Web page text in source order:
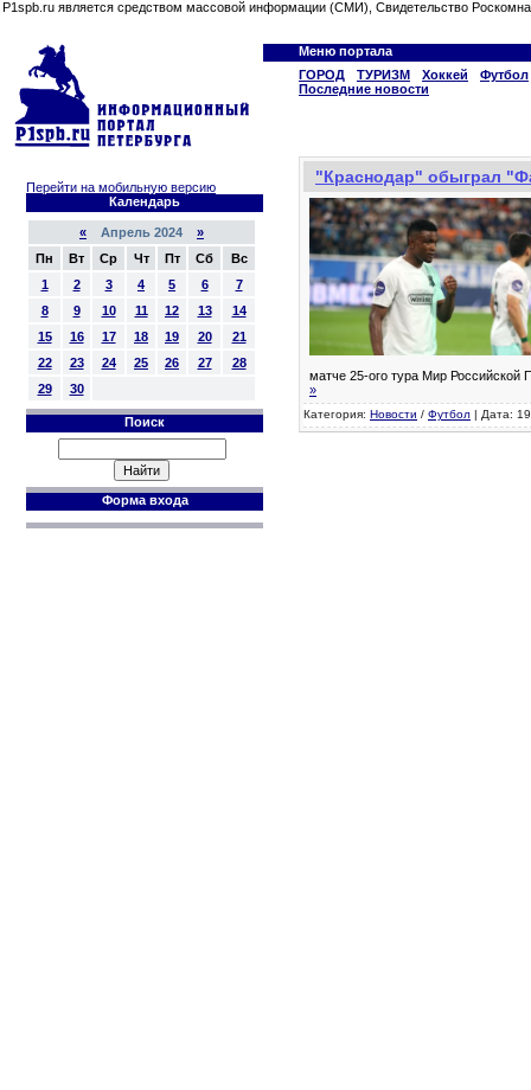
P1spb.ru является средством массовой информации (СМИ), Свидетельство
Меню портала
ГОРОД
ТУРИЗМ Хоккей
Футбол
Последние новости
Перейти на мобильную версию
Календарь
« Апрель 2024 »
Пн
Вт Ср Чт Пт Сб
Вс
1
2 3 4 5 6
7
8
9 10 11 12 13
14
15
16 17 18 19 20
21
22
23 24 25 26 27
28
29
30
Поиск
Форма входа
"Краснодар" обыграл
матче 25-ого тура Мир
»
Категория: Новости / Футбол | Дата: